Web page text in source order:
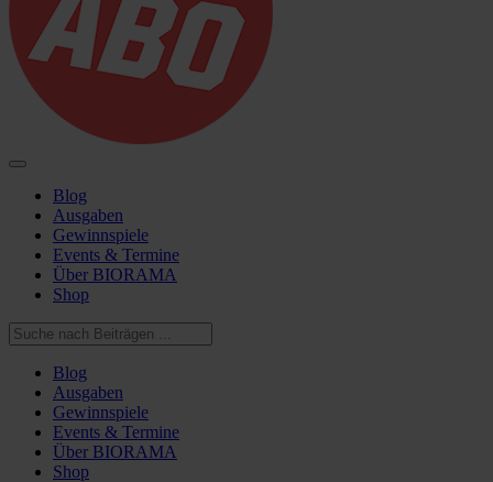
Blog
Ausgaben
Gewinnspiele
Events & Termine
Über BIORAMA
Shop
Blog
Ausgaben
Gewinnspiele
Events & Termine
Über BIORAMA
Shop